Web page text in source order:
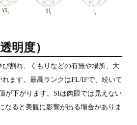
明度）
割れ、くもりなどの有無や場所、大
れます。最高ランクはFL/IFで、続いて
が下がります。SIは肉眼では見えない
なると美観に影響が出る場合がありま